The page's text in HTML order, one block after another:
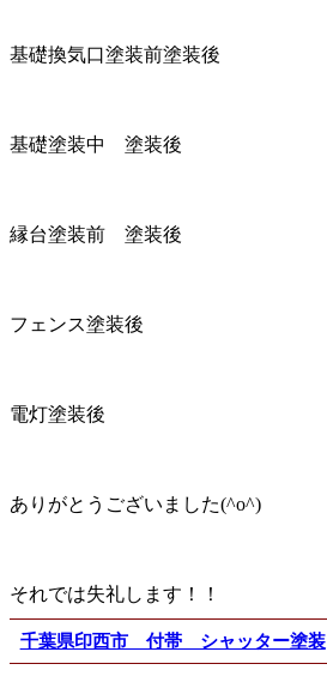
基礎換気口塗装前塗装後
基礎塗装中 塗装後
縁台塗装前 塗装後
フェンス塗装後
電灯塗装後
ありがとうございました(^o^)
それでは失礼します！！
千葉県印西市 付帯 シャッター塗装